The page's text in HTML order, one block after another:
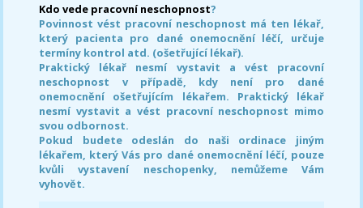
Kdo vede pracovní neschopnost?
Povinnost vést pracovní neschopnost má ten lékař,
který pacienta pro dané onemocnění léčí, určuje
termíny kontrol atd. (ošetřující lékař).
Praktický lékař nesmí vystavit a vést pracovní
neschopnost v případě, kdy není pro dané
onemocnění ošetřujícím lékařem. Praktický lékař
nesmí vystavit a vést pracovní neschopnost mimo
svou odbornost.
Pokud budete odeslán do naši ordinace jiným
lékařem, který Vás pro dané onemocnění léčí, pouze
kvůli vystavení neschopenky, nemůžeme Vám
vyhovět.